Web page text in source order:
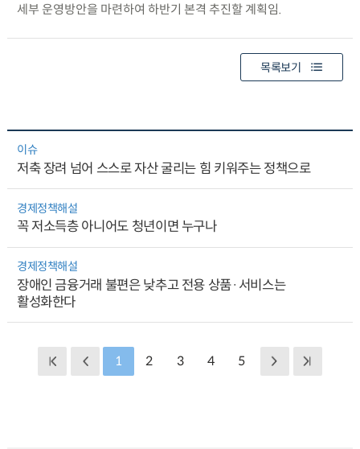
세부 운영방안을 마련하여 하반기 본격 추진할 계획임.
목록보기
이슈
저축 장려 넘어 스스로 자산 굴리는 힘 키워주는 정책으로
경제정책해설
꼭 저소득층 아니어도 청년이면 누구나
경제정책해설
장애인 금융거래 불편은 낮추고 전용 상품·서비스는
활성화한다
1 2 3 4 5